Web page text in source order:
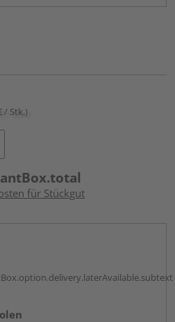
/ Stk.)
für Stückgut